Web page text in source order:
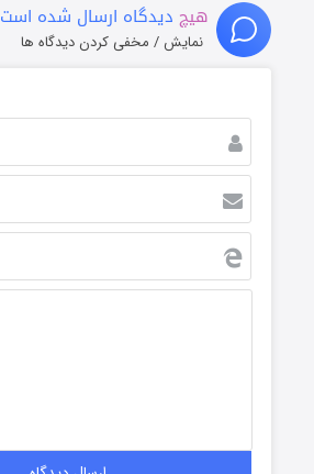
هیچ دیدگاه ارسال شده است
نمایش / مخفی کردن دیدگاه ها